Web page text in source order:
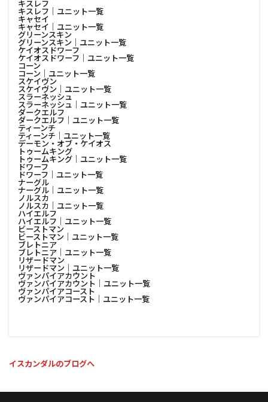
キスレフ
キスレフ│ユニット一覧
キャセイ
キャセイ│ユニット一覧
グリーンスキン
グリーンスキン│ユニット一覧
ケイオスドワーフ
ケイオスドワーフ│ユニット一覧
コーン
コーン│ユニット一覧
スケイヴン
スケイヴン│ユニット一覧
スラーネッシュ
スラーネッシュ│ユニット一覧
ダークエルフ
ダークエルフ│ユニット一覧
ティーンチ
ティーンチ│ユニット一覧
デーモン・オブ・ケイオス
トゥームキング
トゥームキング│ユニット一覧
ドワーフ
ドワーフ│ユニット一覧
ナーグル
ナーグル│ユニット一覧
ノルスカ
ノルスカ│ユニット一覧
ハイエルフ
ハイエルフ│ユニット一覧
ビーストマン
ビーストマン│ユニット一覧
ブレトニア
ブレトニア│ユニット一覧
リザードマン
リザードマン│ユニット一覧
ヴァンパイアカウント
ヴァンパイアカウント│ユニット一覧
ヴァンパイアコースト
ヴァンパイアコースト│ユニット一覧
イスカンダルのブログへ